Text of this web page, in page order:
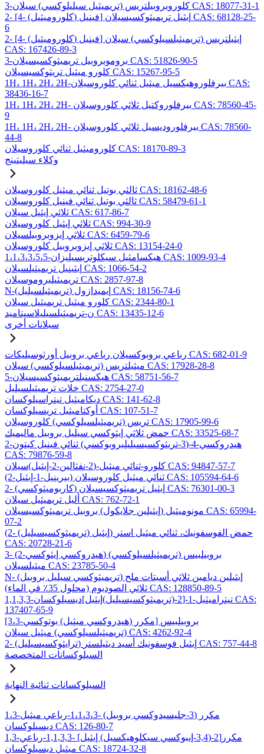
3-كلوروبروبيلتريس (تريميثيل سيليلوكسي) سيلان CAS: 18077-31-1
2- [4- (كلوروميثيل) فينيل] إيثيل تريميثوكسيسيلان CAS: 68128-25-
6
2- [4- (كلوروميثيل) فينيل] إيثيلتريس (تريميثيلسيلوكسي) سيلان
CAS: 167426-89-3
3-بروموبروبيل تريميثوكسيسيلان CAS: 51826-90-5
كلورو ميثيل تريثوكسيسيلان CAS: 15267-95-5
1H، 1H، 2H، 2H-بيرفلوروهيكسيل ميثيل ثنائي كلوروسيلان CAS:
38436-16-7
1H، 1H، 2H، 2H- بيرفلوروكتيل ثلاثي كلوروسيلان CAS: 78560-45-
9
1H، 1H، 2H، 2H- بيرفلوروديسيل ثلاثي كلوروسيلان CAS: 78560-
44-8
كلوروميثيل ثنائي كلوروسيلان CAS: 18170-89-3
وكلاء سيليتينج
ثالثي بوتيل ثنائي ميثيل كلوروسيلان CAS: 18162-48-6
ثالثي بوتيل ثنائي فينيل كلوروسيلان CAS: 58479-61-1
ثلاثي إيثيل سيلان CAS: 617-86-7
ثلاثي إيثيل كلوروسيلان CAS: 994-30-9
ثلاثي إيزوبروبيلسيلان CAS: 6459-79-6
ثلاثي إيزوبروبيل كلوروسيلان CAS: 13154-24-0
1،1،3،3،5،5-هيكسامثيل سيكلوتريسيليزان CAS: 1009-93-4
إيثينيل تريميثيلسيلان CAS: 1066-54-2
تريميثيلبروموسيلان CAS: 2857-97-8
N-(تريميثيلسيليل) إيميدازول CAS: 18156-74-6
كلورو ميثيل تريميثيل سيلان CAS: 2344-80-1
ن-تريميثيلسيليلاسيتاميد CAS: 13435-12-6
سيلانات أخرى
رباعي بروبوكسيلان رباعي بروبيل أورثوسيليكات CAS: 682-01-9
ميثيلتريس (تريميثيلسيلوكسي) سيلان CAS: 17928-28-8
5-هيكسنيلتريميثوكسيسيلان CAS: 58751-56-7
خلات تريميثيلسيليل CAS: 2754-27-0
ديكاميثيل تيتراسيلوكسان CAS: 141-62-8
أوكتاميثيل تريسيلوكسان CAS: 107-51-7
تريس (تريميثيلسيلوكسي) كلوروسيلان CAS: 17905-99-6
حمض ثلاثي إيثوكسي سيليل بروبيل ماليميك CAS: 33525-68-7
2-هيدروكسي-4-(3-تريثوكسيسيليلبروبوكسي) ثنائي فينيل كيتون
CAS: 79876-59-8
كلورو-ثنائي ميثيل-(2-نفثالين-2-إيثيل)سيلان CAS: 94847-57-7
(2-بيرينيل-1-إيثيل) ثنائي ميثيل كلوروسيلان CAS: 105594-64-6
2- (كاربوميثوكسي) إيثيل تريميثوكسيسيلان CAS: 76301-00-3
أليل تريميثيل سيلان CAS: 762-72-1
مونوميثيل (إيثيلين جلايكول) بروبيل تريميثوكسيسيلان CAS: 65994-
07-2
(2- (تريميثوكسيسيليل) إيثيل) حمض الفوسفونيك، ثنائي ميثيل استر
CAS: 20728-21-6
3- (2-هيدروكسي إيثوكسي) بروبيلبيس (تريميثيلسيلوكسي)
ميثيلسيلان CAS: 23785-50-4
N- (تريميثوكسي سيليل بروبيل) إيثيلين ديامين ثلاثي أسيتات ملح
ثلاثي الصوديوم (محلول 35٪ في الماء) CAS: 128850-89-5
1,1,3,3-تيتراميثيل-1-[2-(تريميثوكسيسيليل)إيثيل]ديسيلوكسان CAS:
137407-65-9
[3،3-مكرر (هيدروكسي ميثيل) بوتوكسي] بروبيلبيس
(تريميثيلسيلوكسي) ميثيل سيلان CAS: 4262-92-4
2- (ترايثوكسيسيليل) إيثيل فوسفونيك أسيد ديثيلستر CAS: 757-44-8
السيلوكسانات المتخصصة
السيلوكسانات ثنائية النهاية
1،3-مكرر (3-جليسيدوكسي بروبيل) -1،1،3،3-رباعي ميثيل
ديسيلوكسان CAS: 126-80-7
1,3-مكرر[2-(3,4-إيبوكسي سيكلوهيكسيل) إيثيل] -1,1,3,3-رباعي
ميثيل ديسيلوكسان CAS: 18724-32-8